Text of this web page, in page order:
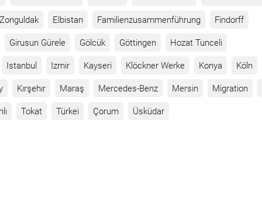
Elbistan Familienzusammenführung Findorff
Girusun Gürele Gölcük Göttingen Hozat Tunceli
Istanbul Izmir Kayseri Klöckner Werke Konya Köln
Kırşehır Maraş Mercedes-Benz Mersin Migration
Tokat Türkei Çorum Üsküdar